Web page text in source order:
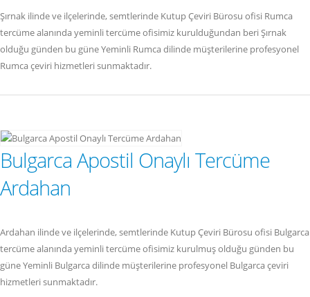
Şırnak ilinde ve ilçelerinde, semtlerinde Kutup Çeviri Bürosu ofisi Rumca
tercüme alanında yeminli tercüme ofisimiz kurulduğundan beri Şırnak
olduğu günden bu güne Yeminli Rumca dilinde müşterilerine profesyonel
Rumca çeviri hizmetleri sunmaktadır.
Bulgarca Apostil Onaylı Tercüme
Ardahan
Ardahan ilinde ve ilçelerinde, semtlerinde Kutup Çeviri Bürosu ofisi Bulgarca
tercüme alanında yeminli tercüme ofisimiz kurulmuş olduğu günden bu
güne Yeminli Bulgarca dilinde müşterilerine profesyonel Bulgarca çeviri
hizmetleri sunmaktadır.